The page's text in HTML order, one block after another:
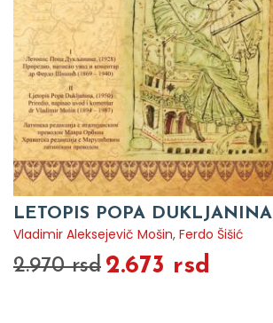
LETOPIS POPA DUKLJANINA
Vladimir Aleksejevič Mošin, Ferdo Šišić
2.970 rsd 2.673 rsd